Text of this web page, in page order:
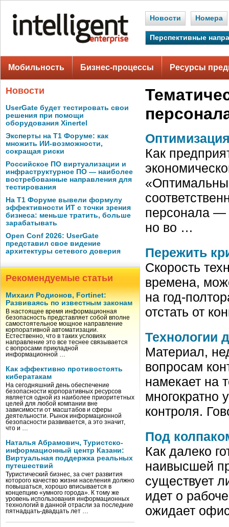
Новости Номера
Перспективные
Мобильность Бизнес-процессы Ресурсы
Новости
UserGate будет тестировать свои
решения при помощи
оборудования Xinertel
Эксперты на Т1 Форуме: как
множить ИИ-возможности,
сокращая риски
Российское ПО виртуализации и
инфраструктурное ПО — наиболее
востребованные направления для
тестирования
На Т1 Форуме вывели формулу
эффективности ИТ с точки зрения
бизнеса: меньше тратить, больше
зарабатывать
Open Conf 2026: UserGate
представил свое видение
архитектуры сетевого доверия
Рекомендуемые статьи
Михаил Родионов, Fortinet:
Развиваясь по известным законам
В настоящее время информационная
безопасность представляет собой вполне
самостоятельное мощное направление
корпоративной автоматизации.
Естественно, что в таких условиях
направление это все теснее связывается
с вопросами прикладной
информационной …
Как эффективно противостоять
кибератакам
На сегодняшний день обеспечение
безопасности корпоративных ресурсов
является одной из наиболее приоритетных
целей для любой компании вне
зависимости от масштабов и сферы
деятельности. Рынок информационной
безопасности развивается, а это значит,
что и …
Наталья Абрамович, Туристско-
информационный центр Казани:
Виртуальная поддержка реальных
путешествий
Туристический бизнес, за счет развития
которого качество жизни населения должно
повышаться, хорошо вписывается в
концепцию «умного города». К тому же
уровень использования информационных
технологий в данной отрасли за последние
пятнадцать-двадцать лет …
Как
персонала —
но во …
Пережить
Скорость
времена,
на год-
отстать от
Технологии
Материал,
вопросам
намекает на
многократно
контроля.
Под
Как далеко
наивысшей
существует
идет о
ожидает